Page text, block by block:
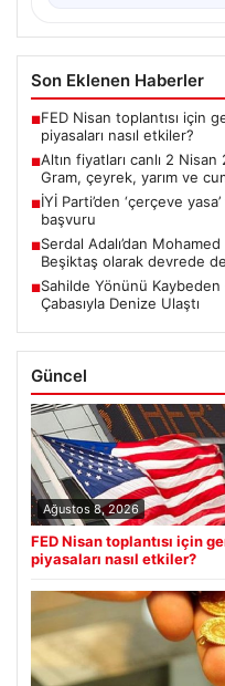
Son Eklenen Haberler
■FED Nisan toplantısı için
piyasaları nasıl etkiler?
■Altın fiyatları canlı 2
Gram, çeyrek, yarım ve
■İYİ Parti’den ‘çerçeve
başvuru
■Serdal Adalı’dan
Beşiktaş olarak devrede
■Sahilde Yönünü
Çabasıyla Denize Ulaştı
Güncel
Ağustos 8, 2026
FED Nisan toplantısı için
piyasaları nasıl etkiler?